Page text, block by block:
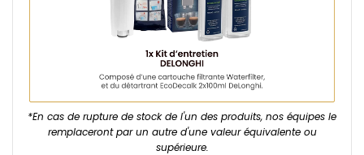
*En cas de rupture de stock de l'un des produits, nos équipes le
remplaceront par un autre d'une valeur équivalente ou
supérieure.